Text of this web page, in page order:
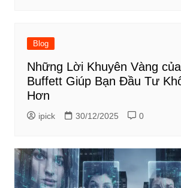
Blog
Những Lời Khuyên Vàng
Buffett Giúp Bạn Đầu Tư
Hơn
ipick 30/12/2025 0